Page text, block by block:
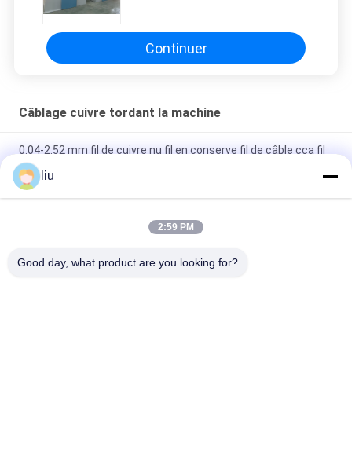
Continuer
Câblage cuivre tordant la machine
0.04-2.52 mm fil de cuivre nu fil en conserve fil de câble cca fil
de torsion machine de regroupement
La machine à tourner en cuivre polyvalente 3650L × 2000W ×
angle de torsion de 0 à 360°
liu
2:59 PM
Good day, what product are you looking for?